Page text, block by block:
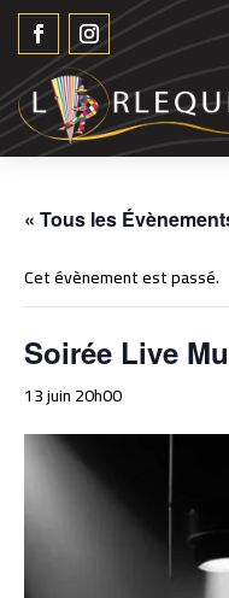
« Tous les
Cet évènement est passé.
Soirée Live
13 juin 20h00